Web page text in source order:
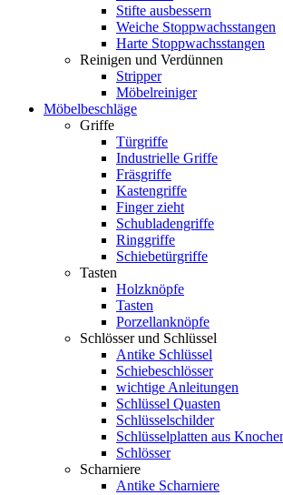
Stifte ausbessern
Weiche Stoppwachsstangen
Harte Stoppwachsstangen
Reinigen und Verdünnen
Stripper
Möbelreiniger
Möbelbeschläge
Griffe
Türgriffe
Industrielle Griffe
Fräsgriffe
Kastengriffe
Finger zieht
Schubladengriffe
Ringgriffe
Schiebetürgriffe
Tasten
Holzknöpfe
Tasten
Porzellanknöpfe
Schlösser und Schlüssel
Antike Schlüssel
Schiebeschlösser
wichtige Anleitungen
Schlüssel Quasten
Schlüsselschilder
Schlüsselplatten aus
Schlösser
Scharniere
Antike Scharniere